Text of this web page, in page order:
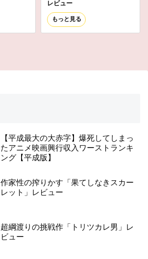
レビュー
もっと見る
【平成最大の大赤字】爆死してしまっ
たアニメ映画興行収入ワーストランキ
ング【平成版】
作家性の搾りかす「果てしなきスカー
レット」レビュー
超綱渡りの挑戦作「トリツカレ男」レ
ビュー